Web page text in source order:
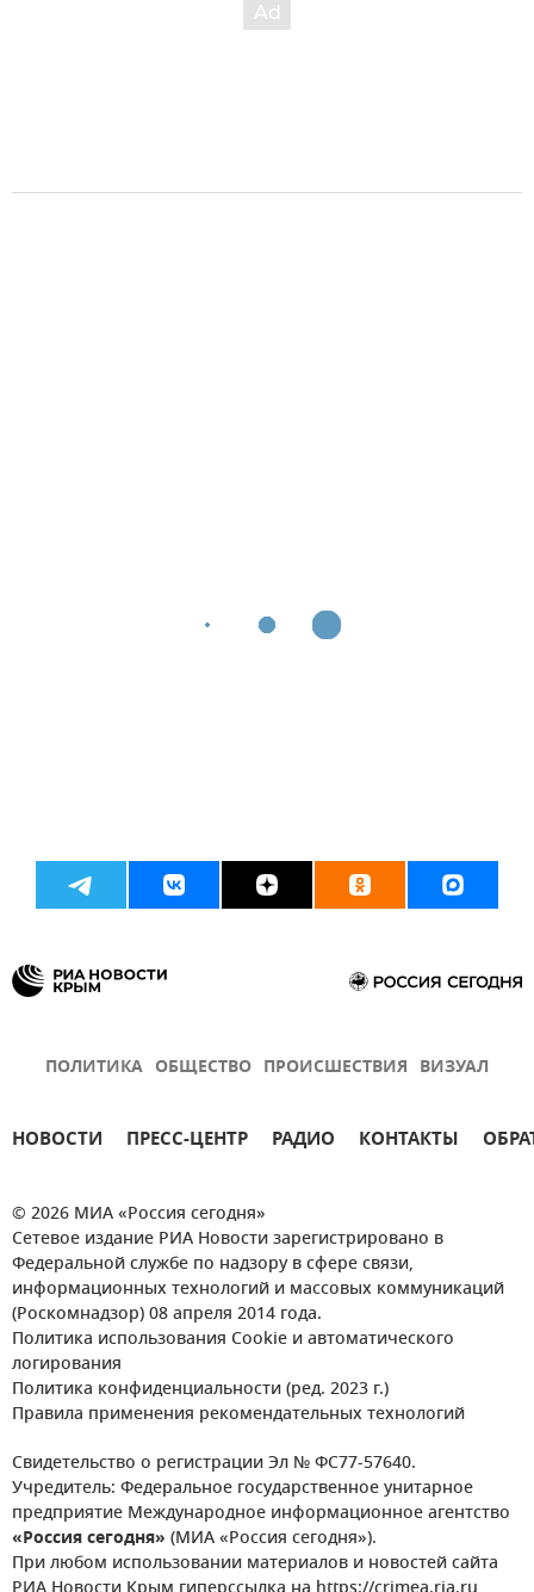
ПОЛИТИКА ОБЩЕСТВО ПРОИСШЕСТВИЯ ВИЗУАЛ
НОВОСТИ ПРЕСС-ЦЕНТР РАДИО КОНТАКТЫ
© 2026 МИА «Россия сегодня»
Сетевое издание РИА Новости зарегистрировано в
Федеральной службе по надзору в сфере связи,
информационных технологий и массовых коммуникаций
(Роскомнадзор) 08 апреля 2014 года.
Политика использования Cookie и автоматического
логирования
Политика конфиденциальности (ред. 2023 г.)
Правила применения рекомендательных технологий
Свидетельство о регистрации Эл № ФС77-57640.
Учредитель: Федеральное государственное унитарное
предприятие Международное информационное агентство
«Россия сегодня» (МИА «Россия сегодня»).
При любом использовании материалов и новостей сайта